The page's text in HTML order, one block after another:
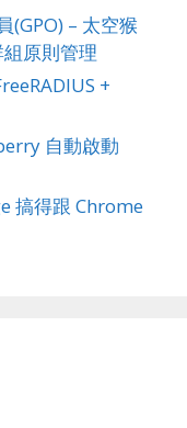
(GPO) – 太空猴
原則管理
+
自動啟動
搞得跟 Chrome